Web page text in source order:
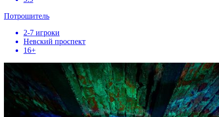
Потрошитель
2-7 игроки
Невский проспект
16+